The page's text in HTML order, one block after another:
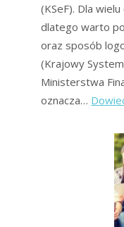
(KSeF). Dla
dlatego warto
oraz sposób
(Krajowy
Ministerstwa
oznacza…